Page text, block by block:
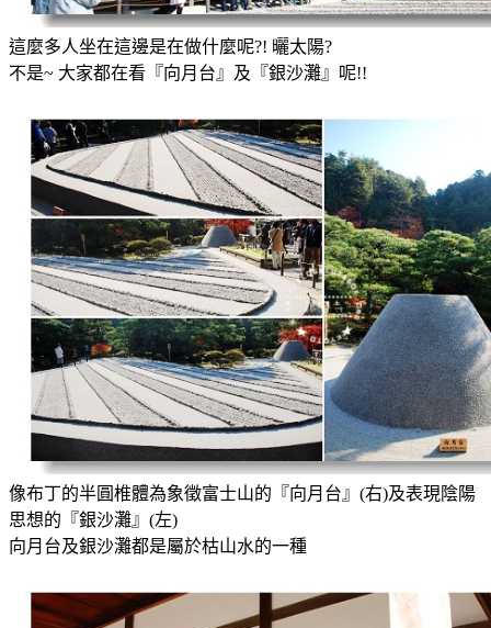
這麼多人坐在這邊是在做什麼呢?! 曬太陽?
不是~ 大家都在看『向月台』及『銀沙灘』呢!!
像布丁的半圓椎體為象徵富士山的『向月台』(右)及表現陰陽
思想的『銀沙灘』(左)
向月台及銀沙灘都是屬於枯山水的一種